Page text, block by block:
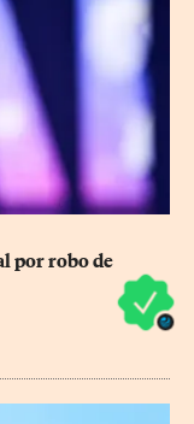
por robo de